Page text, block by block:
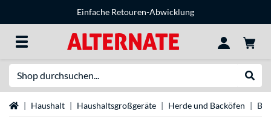
Einfache Retouren-Abwicklung
StartseiteHaushalt Haushaltsgroßgeräte Herde und Backöfen